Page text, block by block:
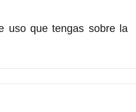
uso que tengas sobre la